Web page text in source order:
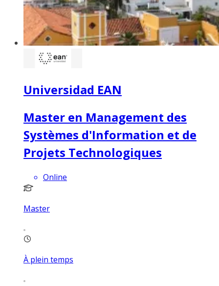
Universidad EAN
Master en Management des
Systèmes d'Information et de
Projets Technologiques
Online
Master
À plein temps